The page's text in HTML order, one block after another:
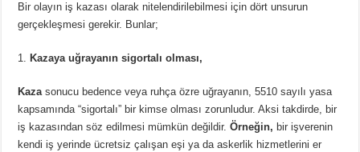
Bir olayın iş kazası olarak nitelendirilebilmesi için dört unsurun
gerçekleşmesi gerekir. Bunlar;
Kazaya uğrayanın sigortalı olması,
Kazasonucu bedence veya ruhça özre uğrayanın, 5510 sayılı yasa
kapsamında “sigortalı” bir kimse olması zorunludur. Aksi takdirde, bir
iş kazasından söz edilmesi mümkün değildir.Örneğin, bir işverenin
kendi iş yerinde ücretsiz çalışan eşi ya da askerlik hizmetlerini er